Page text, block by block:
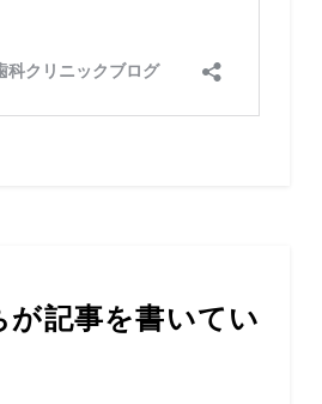
が記事を書いてい